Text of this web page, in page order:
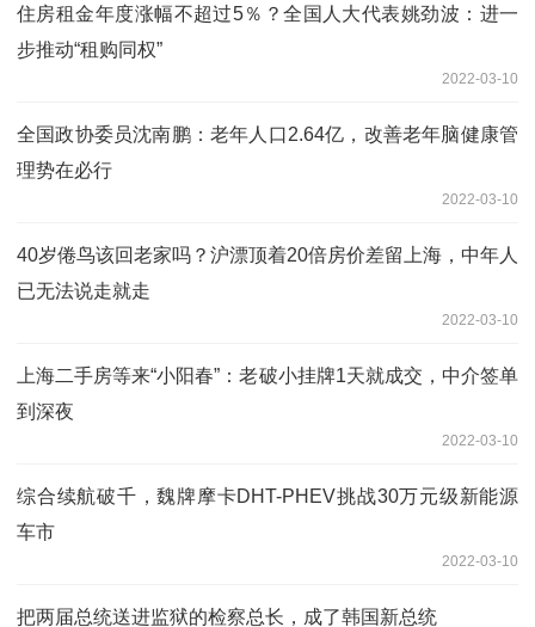
住房租金年度涨幅不超过5％？全国人大代表姚劲波：进一
步推动“租购同权”
2022-03-10
全国政协委员沈南鹏：老年人口2.64亿，改善老年脑健康管
理势在必行
2022-03-10
40岁倦鸟该回老家吗？沪漂顶着20倍房价差留上海，中年人
已无法说走就走
2022-03-10
上海二手房等来“小阳春”：老破小挂牌1天就成交，中介签单
到深夜
2022-03-10
综合续航破千，魏牌摩卡DHT-PHEV挑战30万元级新能源
车市
2022-03-10
把两届总统送进监狱的检察总长，成了韩国新总统